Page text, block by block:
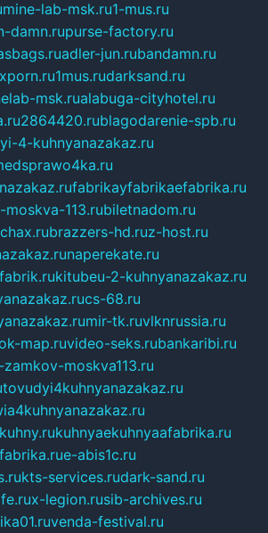
mine-lab-msk.ru1-mus.ru
damn.rupurse-factory.ru
adler-jun.rubandamn.ru
1mus.rudarksand.ru
msk.rualabuga-cityhotel.ru
2864420.rublagodarenie-spb.ru
4-kuhnyanazakaz.ru
fabrikayfabrikaefabrika.ru
113.rubiletnadom.ru
brazzers-hd.ruz-host.ru
naperekate.ru
kitubeu-2-kuhnyanazakaz.ru
cs-68.ru
mir-tk.ruvlknrussia.ru
map.ruvideo-seks.rubankaribi.ru
moskva113.ru
tovudyi4kuhnyanazakaz.ru
kuhnyaekuhnyaafabrika.ru
e-abis1c.ru
kts-services.rudark-sand.ru
x-legion.rusib-archives.ru
venda-festival.ru